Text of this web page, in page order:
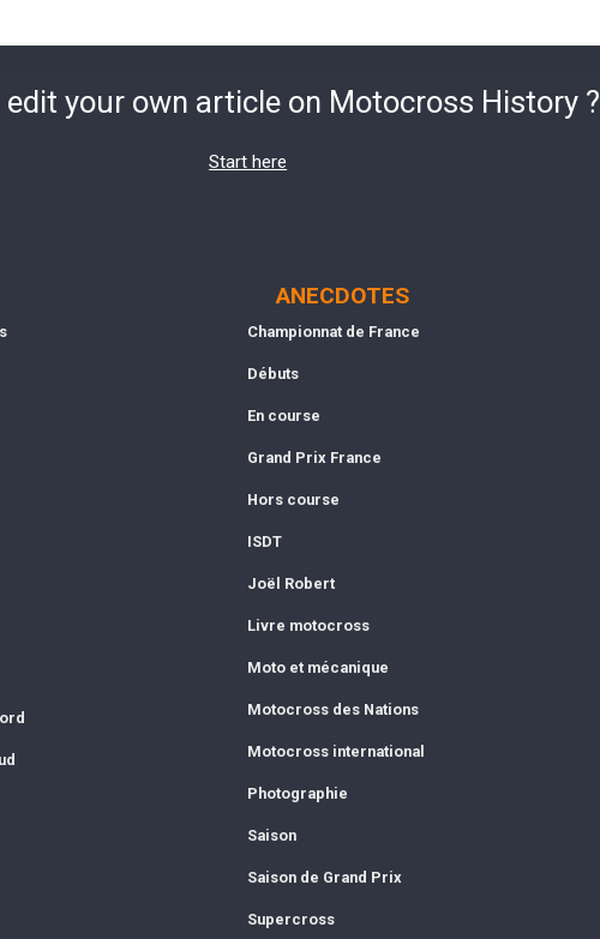
edit your own article on Motocross History ?
Start here
ANECDOTES
Championnat de France
Débuts
En course
Grand Prix France
Hors course
ISDT
Joël Robert
Livre motocross
Moto et mécanique
Motocross des Nations
Motocross international
Photographie
Saison
Saison de Grand Prix
Supercross